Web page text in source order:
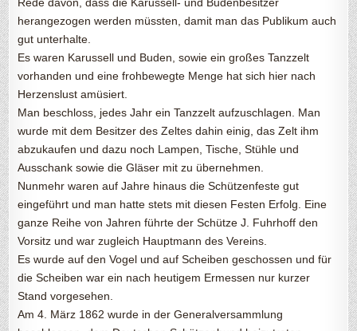
herangezogen werden müssten, damit man das Publikum auch
gut unterhalte.
Es waren Karussell und Buden, sowie ein großes Tanzzelt
vorhanden und eine frohbewegte Menge hat sich hier nach
Herzenslust amüsiert.
Man beschloss, jedes Jahr ein Tanzzelt aufzuschlagen. Man
wurde mit dem Besitzer des Zeltes dahin einig, das Zelt ihm
abzukaufen und dazu noch Lampen, Tische, Stühle und
Ausschank sowie die Gläser mit zu übernehmen.
Nunmehr waren auf Jahre hinaus die Schützenfeste gut
eingeführt und man hatte stets mit diesen Festen Erfolg. Eine
ganze Reihe von Jahren führte der Schütze J. Fuhrhoff den
Vorsitz und war zugleich Hauptmann des Vereins.
Es wurde auf den Vogel und auf Scheiben geschossen und für
die Scheiben war ein nach heutigem Ermessen nur kurzer
Stand vorgesehen.
Am 4. März 1862 wurde in der Generalversammlung